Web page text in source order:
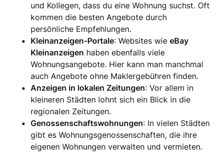
und Kollegen, dass du eine Wohnung suchst. Oft
kommen die besten Angebote durch
persönliche Empfehlungen.
Kleinanzeigen-Portale: Websites wieeBay
Kleinanzeigen haben ebenfalls viele
Wohnungsangebote. Hier kann man manchmal
auch Angebote ohne Maklergebühren finden.
Anzeigen in lokalen Zeitungen: Vor allem in
kleineren Städten lohnt sich ein Blick in die
regionalen Zeitungen.
Genossenschaftswohnungen: In vielen Städten
gibt es Wohnungsgenossenschaften, die ihre
eigenen Wohnungen verwalten und vermieten.